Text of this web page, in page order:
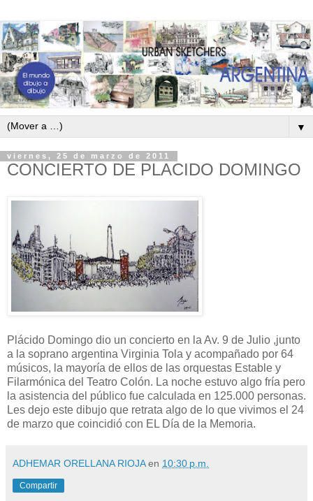
▼
viernes, 25 de marzo de 2011
CONCIERTO DE PLACIDO DOMINGO
Plácido Domingo dio un concierto en la Av. 9 de Julio ,junto
a la soprano argentina Virginia Tola y acompañado por 64
músicos, la mayoría de ellos de las orquestas Estable y
Filarmónica del Teatro Colón. La noche estuvo algo fría pero
la asistencia del público fue calculada en 125.000 personas.
Les dejo este dibujo que retrata algo de lo que vivimos el 24
de marzo que coincidió con EL Día de la Memoria.
ADHEMAR ORELLANA RIOJA en 10:30 p.m.
Compartir